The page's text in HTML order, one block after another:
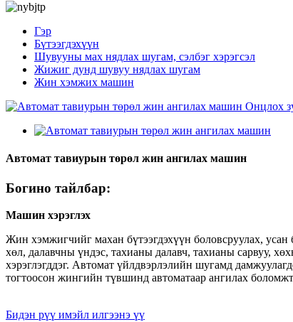
Гэр
Бүтээгдэхүүн
Шувууны мах нядлах шугам, сэлбэг хэрэгсэл
Жижиг дунд шувуу нядлах шугам
Жин хэмжих машин
Автомат тавиурын төрөл жин ангилах машин
Богино тайлбар:
Машин хэрэглэх
Жин хэмжигчийг махан бүтээгдэхүүн боловсруулах, усан
хөл, далавчны үндэс, тахианы далавч, тахианы сарвуу,
хэрэглэгддэг. Автомат үйлдвэрлэлийн шугамд
тогтоосон жингийн түвшинд автоматаар ангилах
Бидэн рүү имэйл илгээнэ үү